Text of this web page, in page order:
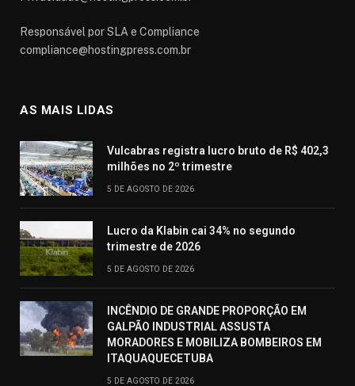
Responsável por SLA e Compliance
compliance@hostingpress.com.br
AS MAIS LIDAS
Vulcabras registra lucro bruto de R$ 402,3
milhões no 2º trimestre
5 DE AGOSTO DE 2026
Lucro da Klabin cai 34% no segundo
trimestre de 2026
5 DE AGOSTO DE 2026
INCÊNDIO DE GRANDE PROPORÇÃO EM
GALPÃO INDUSTRIAL ASSUSTA
MORADORES E MOBILIZA BOMBEIROS EM
ITAQUAQUECETUBA
5 DE AGOSTO DE 2026